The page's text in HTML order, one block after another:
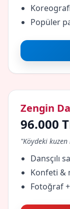
Popüler
Zengin
96.000
"Köydeki
Dansçılı
Konfeti &
Fotoğraf